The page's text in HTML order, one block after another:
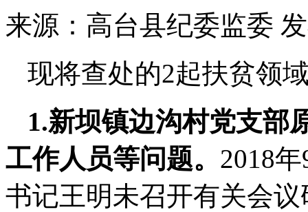
来源：高台县纪委监委
现将查处的2起扶贫领
1.新坝镇边沟村党支部
工作人员等问题。 2018
书记王明未召开有关会